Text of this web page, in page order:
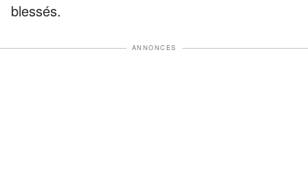
blessés.
ANNONCES